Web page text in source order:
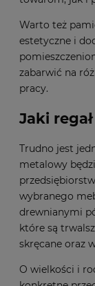
Warto też
estetyczne i
zabarwić na
pracy.
Jaki
Trudno jest
metalowy
wybranego
drewnianymi
które są
skręcane oraz
O wielkości i